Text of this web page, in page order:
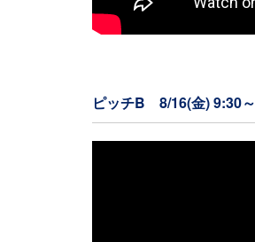
ピッチB 8/16(金) 9:30～